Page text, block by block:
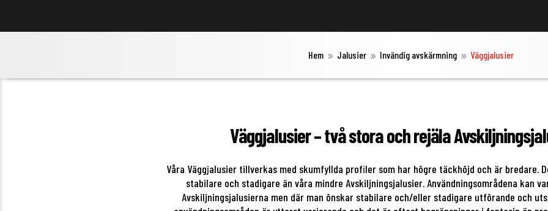
Hem 9 Jalusier 9 Invändig avskärmning 9 Väggjalusier
Väggjalusier – två stora och rejäla
Våra Väggjalusier tillverkas med skumfyllda profiler som har högre täckhöjd och är bredare.
stabilare och stadigare än våra mindre Avskiljningsjalusier. Användningsområdena kan
Avskiljningsjalusierna men där man önskar stabilare och/eller stadigare utförande och